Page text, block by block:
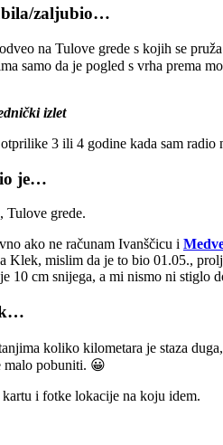
zaljubio…
na Tulove grede s kojih se
samo da je pogled s vrha prema
izlet
3 ili 4 godine kada sam
je…
Tulove grede.
ako ne računam Ivanščicu i
Klek, mislim da je to bio 01.05.,
10 cm snijega, a mi nismo ni stiglo
koliko kilometara je staza
malo pobuniti. 😀
i fotke lokacije na koju idem.